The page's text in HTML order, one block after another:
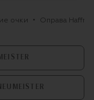
очки Оправа